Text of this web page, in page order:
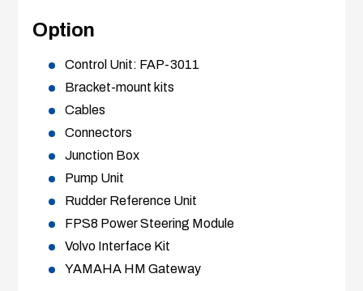
Option
Control Unit: FAP-3011
Bracket-mount kits
Cables
Connectors
Junction Box
Pump Unit
Rudder Reference Unit
FPS8 Power Steering Module
Volvo Interface Kit
YAMAHA HM Gateway